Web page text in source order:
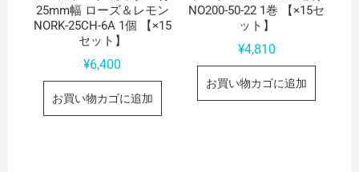
25mm幅 ローズ＆レモン
NORK-25CH-6A 1個 【×15
セット】
¥6,400
お買い物カゴに追加
NO200-50-22 1巻 【×15セ
ット】
¥4,810
お買い物カゴに追加